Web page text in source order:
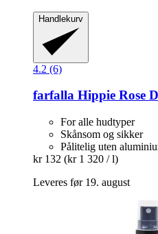
Handlekurv
4.2 (6)
farfalla Hippie Rose
For alle hudtyper
Skånsom og sikker
Pålitelig uten
kr 132 (kr 1 320 / l)
Leveres før 19. august